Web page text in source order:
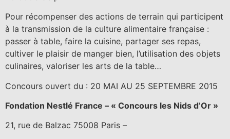
Pour récompenser des actions de terrain qui participent
à la transmission de la culture alimentaire française :
passer à table, faire la cuisine, partager ses repas,
cultiver le plaisir de manger bien, l’utilisation des objets
culinaires, valoriser les arts de la table…
Concours ouvert du : 20 MAI AU 25 SEPTEMBRE 2015
Fondation Nestlé France – « Concours les Nids d’Or »
21, rue de Balzac 75008 Paris –